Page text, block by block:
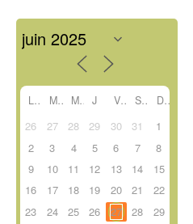
L M M J V S D
26 27 28 29 30 31
1
2
3 4 5 6 7
8
9
10 11 12 13 14
15
16
17 18 19 20 21
22
23
24 25 26 27 28
29